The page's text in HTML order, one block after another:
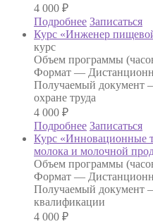
4 000 ₽
Подробнее Записаться
Курс «Инженер
курс
Объем программы
Формат —
Получаемый документ
охране труда
4 000 ₽
Подробнее Записаться
Курс «Инновационные
молока и молочной
Объем программы
Формат —
Получаемый документ
квалификации
4 000 ₽